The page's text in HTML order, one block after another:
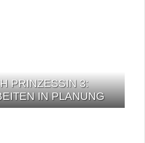
PRINZESSIN 3:
IN PLANUNG